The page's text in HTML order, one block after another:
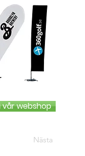
vår webshop
Nästa